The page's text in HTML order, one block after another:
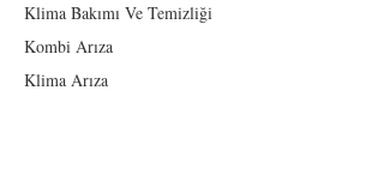
Klima Bakımı Ve Temizliği
Kombi Arıza
Klima Arıza